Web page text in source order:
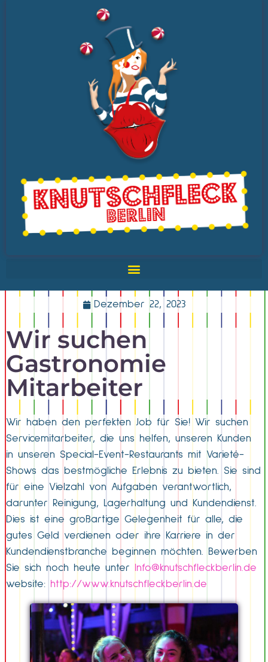
Dezember 22, 2023
Wir suchen
Gastronomie
Mitarbeiter
Wir haben den perfekten Job für Sie! Wir suchen
Servicemitarbeiter, die uns helfen, unseren Kunden
in unseren Special-Event-Restaurants mit Varieté-
Shows das bestmögliche Erlebnis zu bieten. Sie sind
für eine Vielzahl von Aufgaben verantwortlich,
darunter Reinigung, Lagerhaltung und Kundendienst.
Dies ist eine großartige Gelegenheit für alle, die
gutes Geld verdienen oder ihre Karriere in der
Kundendienstbranche beginnen möchten. Bewerben
Sie sich noch heute unter
Info@knutschfleckberlin.de
website: http://www.knutschfleckberlin.de